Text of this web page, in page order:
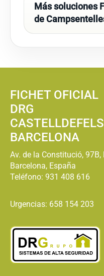
Más soluciones
de
FICHET OFICIAL
DRG
BARCELONA
Av. de la Constitució,
Barcelona, España
Teléfono: 931 408 616
Urgencias: 658 154 203